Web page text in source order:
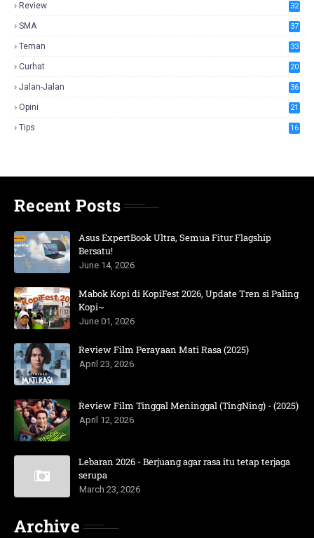
Review 32
SMA 37
Teman 33
Curhat 20
Jalan-Jalan 36
Opini 21
Tips 16
Recent Posts
Asus ExpertBook Ultra, Semua Fitur Flagship
Bersatu!
June 14, 2026
Mabok Kopi di KopiFest 2026, Update Tren si Paling
Kopi~
June 01, 2026
Review Film Perayaan Mati Rasa (2025)
April 23, 2026
Review Film Tinggal Meninggal (TingNing) - (2025)
April 12, 2026
Lebaran 2026 - Berjuang agar rasa itu tetap terjaga
serupa
March 23, 2026
Archive